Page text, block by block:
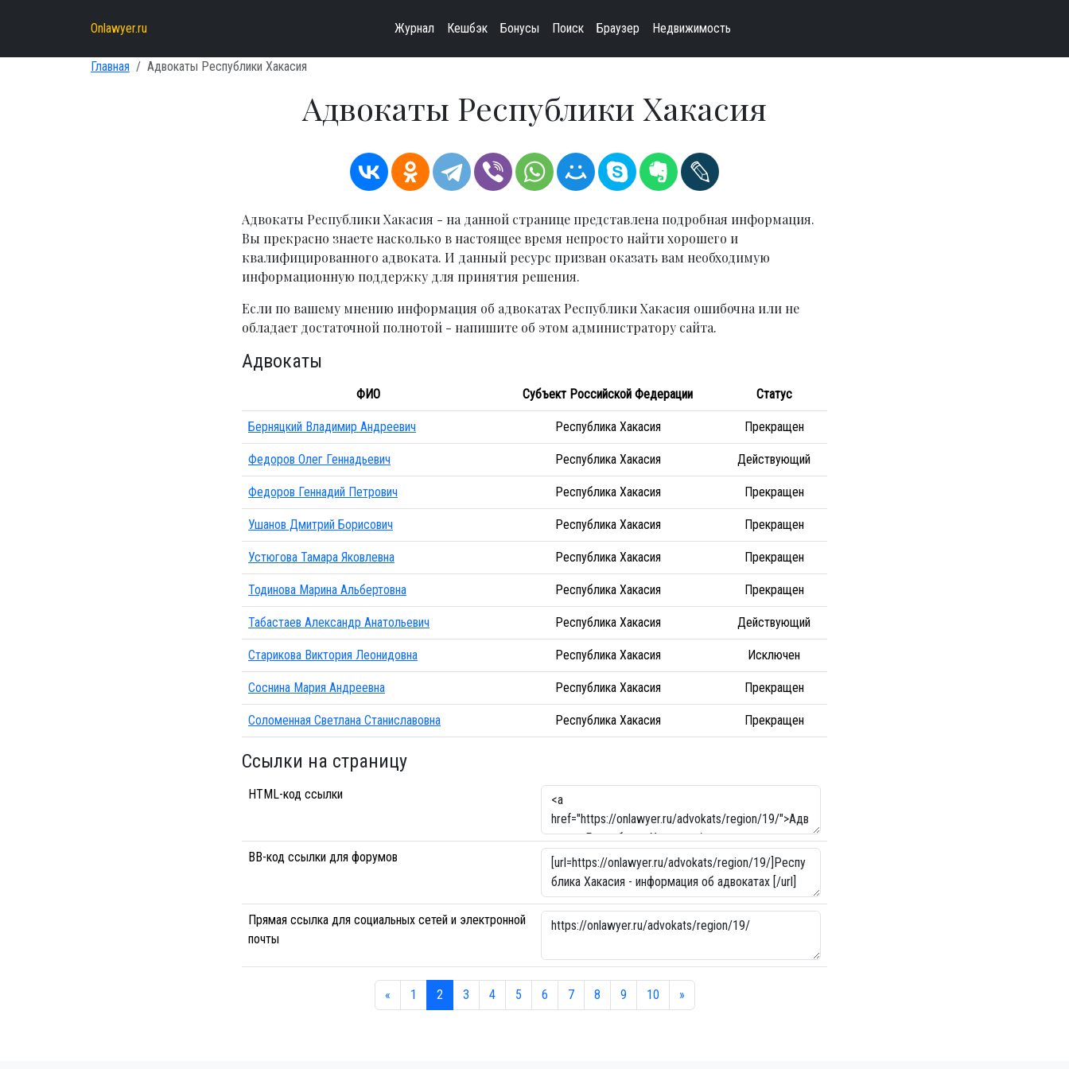
Onlawyer.ru Журнал Кешбэк Бонусы Поиск Браузер Недвижимость
Главная Адвокаты Республики Хакасия
Адвокаты Республики Хакасия
Адвокаты Республики Хакасия - на данной странице представлена подробная информация.
Вы прекрасно знаете насколько в настоящее время непросто найти хорошего и
квалифицированного адвоката. И данный ресурс призван оказать вам необходимую
информационную поддержку для принятия решения.
Если по вашему мнению информация об адвокатах Республики Хакасия ошибочна или не
обладает достаточной полнотой - напишите об этом администратору сайта.
Адвокаты
ФИО Субъект Российской Федерации Статус
Берняцкий Владимир Андреевич Республика Хакасия Прекращен
Федоров Олег Геннадьевич Республика Хакасия Действующий
Федоров Геннадий Петрович Республика Хакасия Прекращен
Ушанов Дмитрий Борисович Республика Хакасия Прекращен
Устюгова Тамара Яковлевна Республика Хакасия Прекращен
Тодинова Марина Альбертовна Республика Хакасия Прекращен
Табастаев Александр Анатольевич Республика Хакасия Действующий
Старикова Виктория Леонидовна Республика Хакасия Исключен
Соснина Мария Андреевна Республика Хакасия Прекращен
Соломенная Светлана Станиславовна Республика Хакасия Прекращен
Ссылки на страницу
HTML-код ссылки
BB-код ссылки для форумов
Прямая ссылка для социальных сетей и электронной
почты
« 1 2 3 4 5 6 7 8 9 10 »